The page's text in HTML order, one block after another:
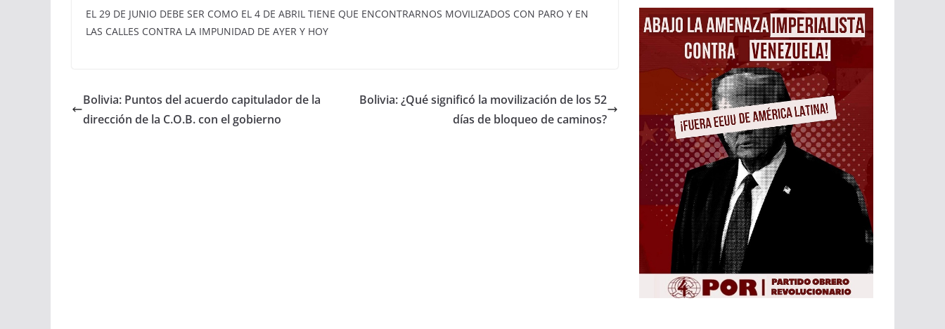
EL 29 DE JUNIO DEBE SER COMO EL 4 DE ABRIL TIENE QUE ENCONTRARNOS MOVILIZADOS CON PARO Y EN
LAS CALLES CONTRA LA IMPUNIDAD DE AYER Y HOY
Bolivia: Puntos del acuerdo capitulador de la
dirección de la C.O.B. con el gobierno
Bolivia: ¿Qué significó la movilización de los 52
días de bloqueo de caminos?